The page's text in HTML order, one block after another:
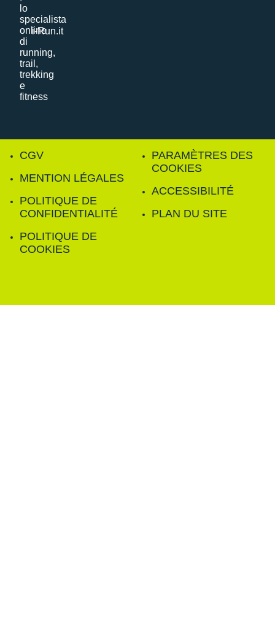
i-Run.it
CGV
MENTION LÉGALES
POLITIQUE DE
CONFIDENTIALITÉ
POLITIQUE DE
COOKIES
PARAMÈTRES DES
COOKIES
ACCESSIBILITÉ
PLAN DU SITE